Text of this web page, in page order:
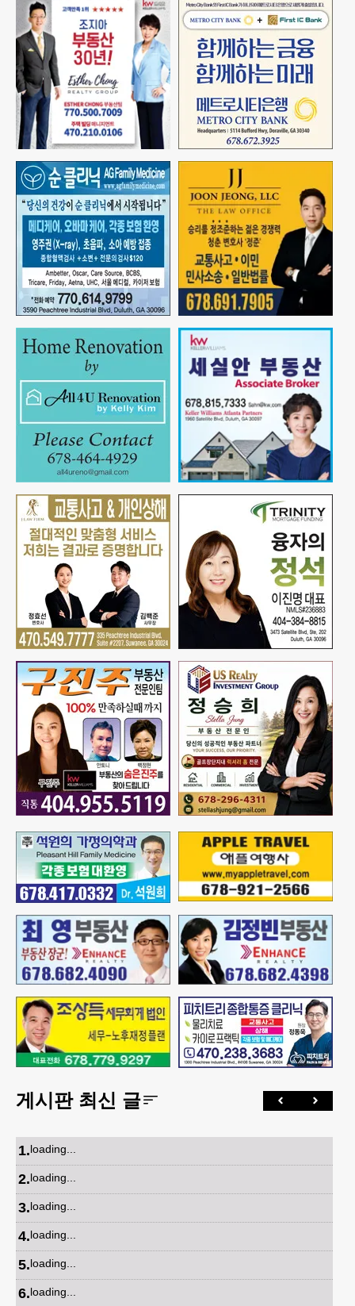
게시판 최신 글
1.loading...
2.loading...
3.loading...
4.loading...
5.loading...
6.loading...